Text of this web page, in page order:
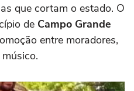
que cortam o estado. O
de Campo Grande
entre moradores,